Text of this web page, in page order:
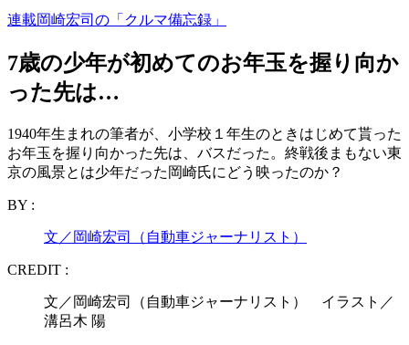
連載岡崎宏司の「クルマ備忘録」
7歳の少年が初めてのお年玉を握り向か
った先は…
1940年生まれの筆者が、小学校１年生のときはじめて貰った
お年玉を握り向かった先は、バスだった。終戦後まもない東
京の風景とは少年だった岡崎氏にどう映ったのか？
BY :
文／岡崎宏司（自動車ジャーナリスト）
CREDIT :
文／岡崎宏司（自動車ジャーナリスト） イラスト／
溝呂木 陽